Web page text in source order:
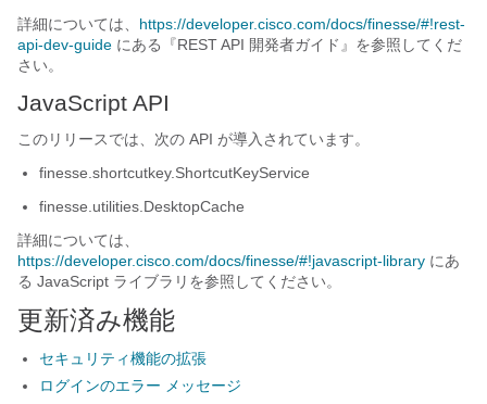
詳細については、 https://developer.cisco.com/docs/finesse/#!rest-
api-dev-guide にある『REST API 開発者ガイド 』を参照してくだ
さい。
JavaScript API
このリリースでは、次の API が導入されています。
finesse.shortcutkey.ShortcutKeyService
finesse.utilities.DesktopCache
詳細については、
https://developer.cisco.com/docs/finesse/#!javascript-library にあ
る JavaScript ライブラリ を参照してください。
更新済み機能
セキュリティ機能の拡張
ログインのエラー メッセージ